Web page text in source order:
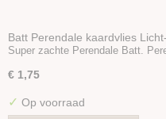
Batt Perendale kaardvlies
Super zachte Perendale Batt.
€ 1,75
✓ Op voorraad